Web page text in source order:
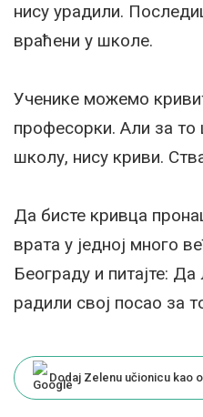
нису урадили.
враћени у школе.
Ученике можемо
професорки. Али за то
школу, нису криви.
Да бисте кривца
врата у једној много
Београду и питајте: Да
радили свој посао за
Dodaj Zelenu učionicu kao